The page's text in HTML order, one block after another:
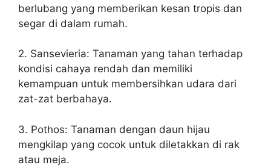
berlubang yang memberikan kesan tropis dan
segar di dalam rumah.
2. Sansevieria: Tanaman yang tahan terhadap
kondisi cahaya rendah dan memiliki
kemampuan untuk membersihkan udara dari
zat-zat berbahaya.
3. Pothos: Tanaman dengan daun hijau
mengkilap yang cocok untuk diletakkan di rak
atau meja.